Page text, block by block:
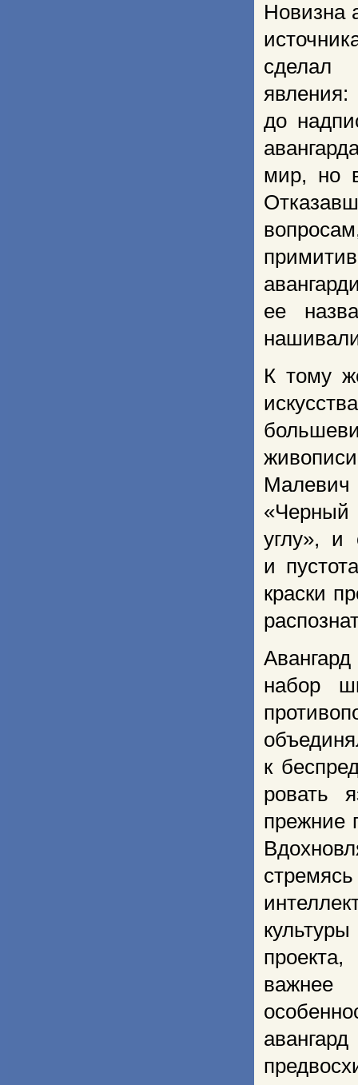
Новизна
сделал
до
мир, но
ее
К тому
«Черный
углу», и
и
краски
набор
к
ровать
прежние
важнее